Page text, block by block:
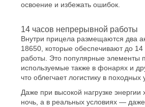
освоение и избежать ошибок.
14 часов непрерывной работы
Внутри прицела размещаются два
18650, которые обеспечивают до 14
работы. Это популярные элементы
используемые также в фонарях и
что облегчает логистику в походных
Даже при высокой нагрузке энергии
ночь, а в реальных условиях —